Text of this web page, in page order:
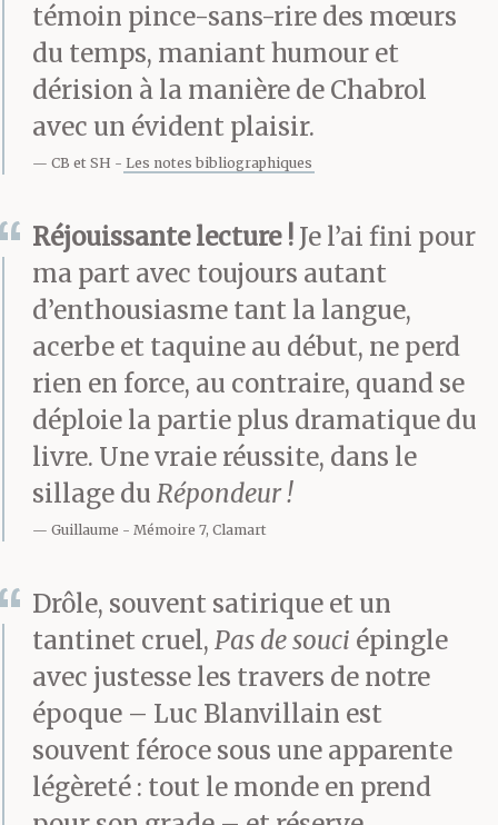
témoin pince-sans-rire des mœurs
du temps, maniant humour et
dérision à la manière de Chabrol
avec un évident plaisir.
CB et SH Les notes bibliographiques
Réjouissante lecture ! Je l’ai fini pour
ma part avec toujours autant
d’enthousiasme tant la langue,
acerbe et taquine au début, ne perd
rien en force, au contraire, quand se
déploie la partie plus dramatique du
livre. Une vraie réussite, dans le
sillage du Répondeur !
Guillaume Mémoire 7, Clamart
Drôle, souvent satirique et un
tantinet cruel, Pas de souci épingle
avec justesse les travers de notre
époque – Luc Blanvillain est
souvent féroce sous une apparente
légèreté : tout le monde en prend